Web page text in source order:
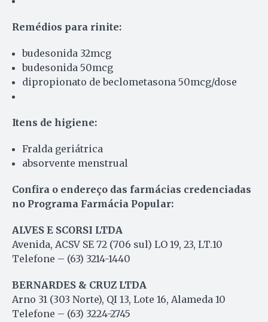
Remédios para rinite:
budesonida 32mcg
budesonida 50mcg
dipropionato de beclometasona 50mcg/dose
Itens de higiene:
Fralda geriátrica
absorvente menstrual
Confira o endereço das farmácias credenciadas
no Programa Farmácia Popular:
ALVES E SCORSI LTDA
Avenida, ACSV SE 72 (706 sul) LO 19, 23, LT.10
Telefone – (63) 3214-1440
BERNARDES & CRUZ LTDA
Arno 31 (303 Norte), QI 13, Lote 16, Alameda 10
Telefone – (63) 3224-2745